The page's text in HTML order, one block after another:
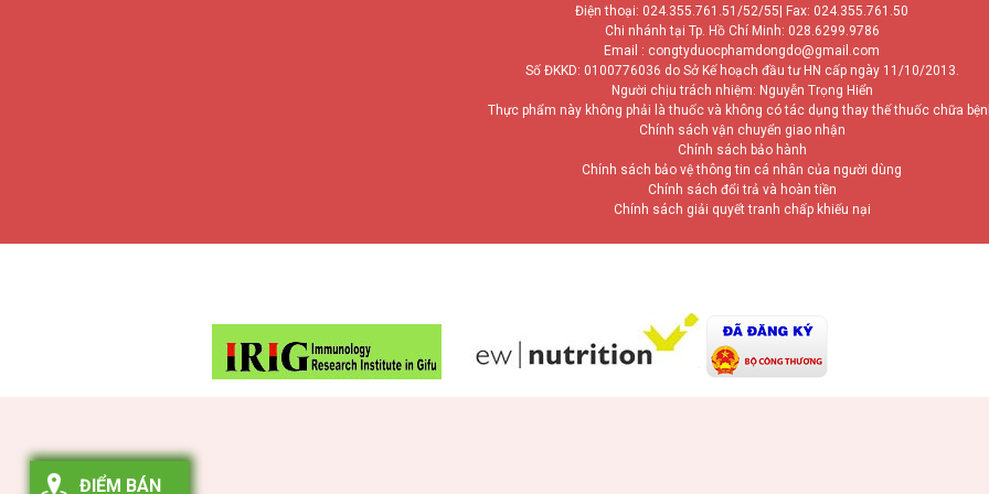
Điện thoại: 024.355.761.51/52/55| Fax: 024.355.761.50
Chi nhánh tại Tp. Hồ Chí Minh: 028.6299.9786
Email : congtyduocphamdongdo@gmail.com
Số ĐKKD: 0100776036 do Sở Kế hoạch đầu tư HN cấp ngày 11/10/2013.
Người chịu trách nhiệm: Nguyễn Trọng Hiển
Thực phẩm này không phải là thuốc và không có tác dụng thay thế thuốc chữa
Chính sách vận chuyển giao nhận
Chính sách bảo hành
Chính sách bảo vệ thông tin cá nhân của người dùng
Chính sách đổi trả và hoàn tiền
Chính sách giải quyết tranh chấp khiếu nại
ĐIỂM BÁN